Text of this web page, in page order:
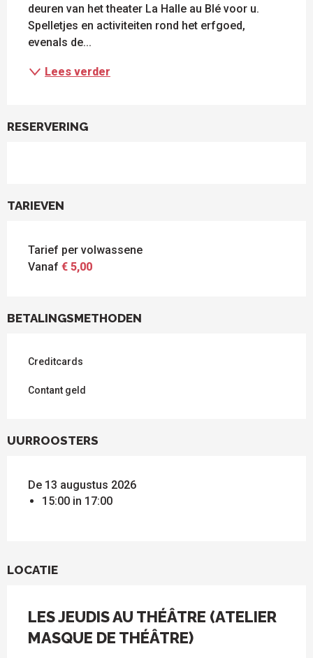
deuren van het theater La Halle au Blé voor u.
Spelletjes en activiteiten rond het erfgoed,
evenals de...
Lees verder
RESERVERING
TARIEVEN
Tarief per volwassene
Vanaf € 5,00
BETALINGSMETHODEN
Creditcards
Contant geld
UURROOSTERS
De 13 augustus 2026
15:00 in 17:00
LOCATIE
LES JEUDIS AU THÉÂTRE (ATELIER
MASQUE DE THÉÂTRE)